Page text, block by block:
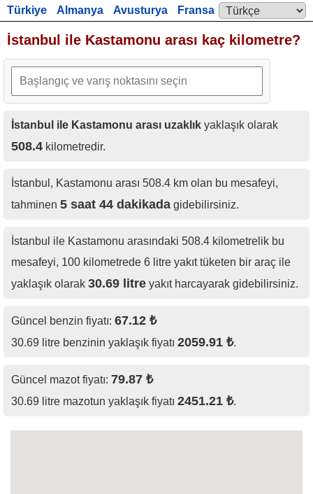
Language:
Türkiye Almanya Avusturya
Fransa
İngiltere
İstanbul ile Kastamonu arası kaç kilometre?
İstanbul ile Kastamonu arası uzaklık yaklaşık olarak
508.4 kilometredir.
İstanbul, Kastamonu arası 508.4 km olan bu mesafeyi,
tahminen 5 saat 44 dakikada gidebilirsiniz.
İstanbul ile Kastamonu arasındaki 508.4 kilometrelik bu
mesafeyi, 100 kilometrede 6 litre yakıt tüketen bir araç ile
yaklaşık olarak 30.69 litre yakıt harcayarak gidebilirsiniz.
Güncel benzin fiyatı: 67.12 ₺
30.69 litre benzinin yaklaşık fiyatı 2059.91 ₺.
Güncel mazot fiyatı: 79.87 ₺
30.69 litre mazotun yaklaşık fiyatı 2451.21 ₺.